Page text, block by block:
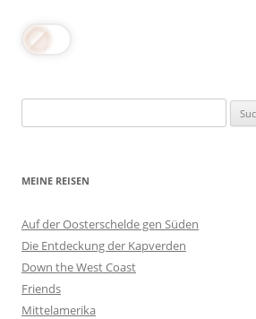
nach:
MEINE REISEN
Auf der Oosterschelde gen Süden
Die Entdeckung der Kapverden
Down the West Coast
Friends
Mittelamerika